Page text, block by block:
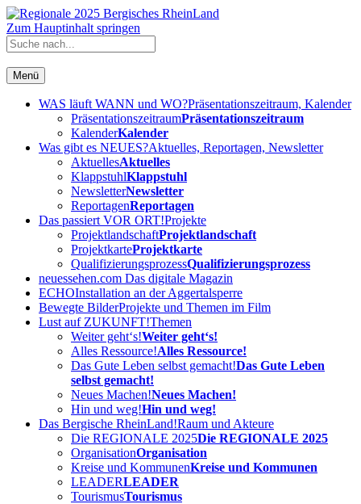
Zum Hauptinhalt springen
Menü
WAS läuft WANN und WO?Präsentationszeitraum, Kalender
PräsentationszeitraumPräsentationszeitraum
KalenderKalender
Was gibt es NEUES?Aktuelles, Reportagen, Newsletter
AktuellesAktuelles
KlappstuhlKlappstuhl
NewsletterNewsletter
ReportagenReportagen
Das passiert VOR ORT!Projekte
ProjektlandschaftProjektlandschaft
ProjektkarteProjektkarte
QualifizierungsprozessQualifizierungsprozess
neuessehen.com Das digitale Magazin
ECHOInstallation an der Aggertalsperre
Bewegte BilderProjekte und Themen im Film
Lust auf ZUKUNFT!Themen
Weiter geht‘s!Weiter geht‘s!
Alles Ressource!Alles Ressource!
Das Gute Leben selbst gemacht!Das Gute Leben
selbst gemacht!
Neues Machen!Neues Machen!
Hin und weg!Hin und weg!
Das Bergische RheinLand!Raum und Akteure
Die REGIONALE 2025Die REGIONALE 2025
OrganisationOrganisation
Kreise und KommunenKreise und Kommunen
LEADERLEADER
TourismusTourismus